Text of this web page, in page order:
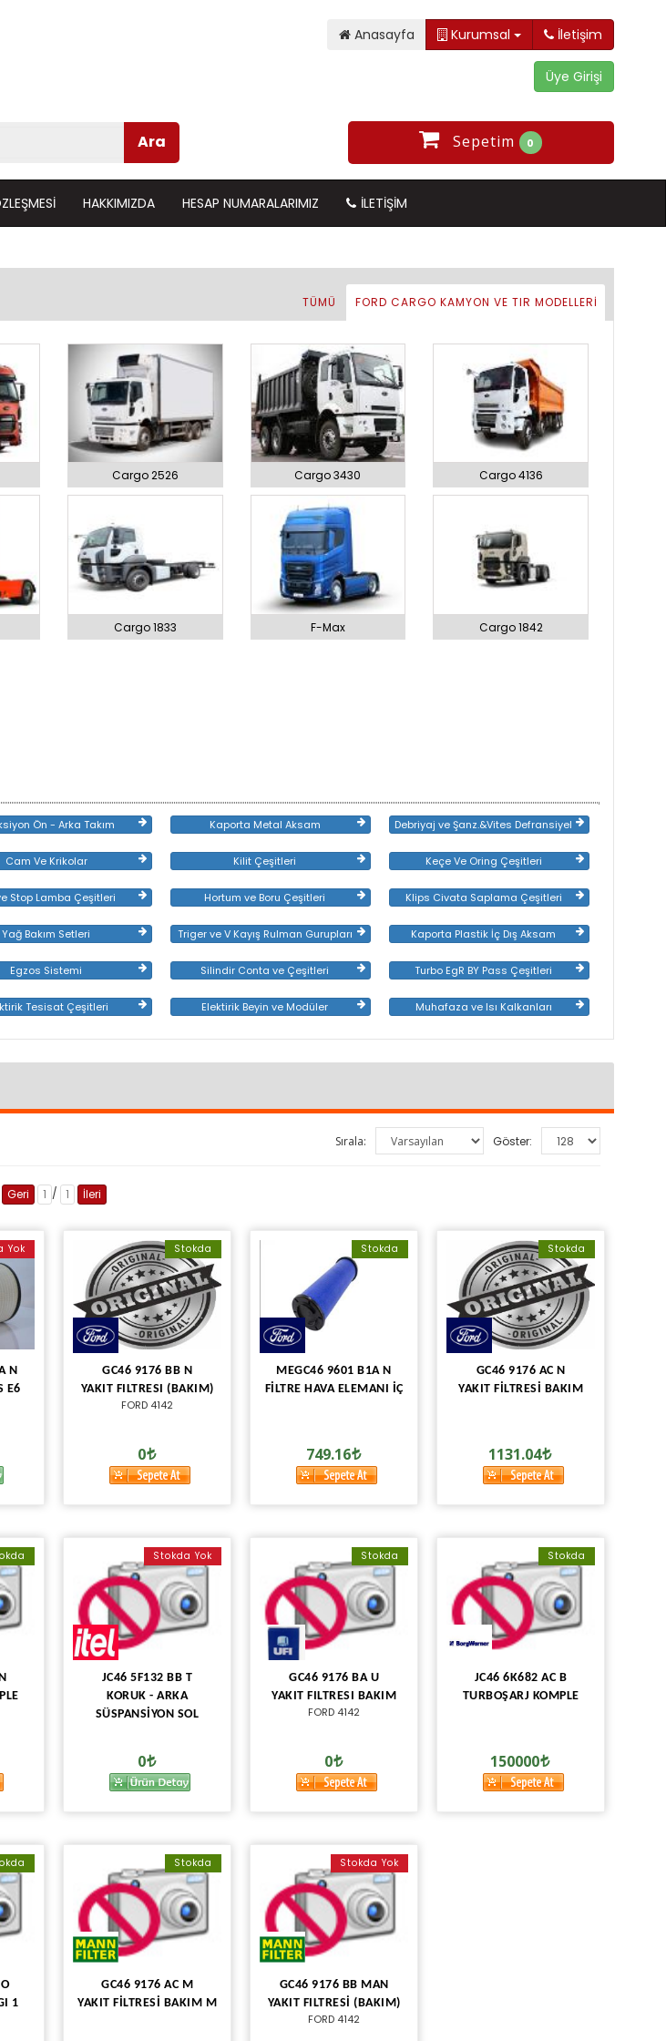
Anasayfa Kurumsal İletişim
Ara Sepetim 0
HAKKIMIZDA HESAP NUMARALARIMIZ İLETIŞIM
TÜMÜ FORD CARGO KAMYON VE TIR MODELLERİ
Cargo 2526 Cargo 3430 Cargo 4136
Cargo 1833 F-Max Cargo 1842
Ön - Arka Takım Kaporta Metal Aksam Debriyaj ve Şanz.&Vites Defransiyel
Cam Ve Krikolar Kilit Çeşitleri Keçe Ve Oring Çeşitleri
Stop Lamba Çeşitleri Hortum ve Boru Çeşitleri Klips Civata Saplama Çeşitleri
Yağ Bakım Setleri Triger ve V Kayış Rulman Gurupları Kaporta Plastik İç Dış Aksam
Egzos Sistemi Silindir Conta ve Çeşitleri Turbo EgR BY Pass Çeşitleri
Tesisat Çeşitleri Elektirik Beyin ve Modüler Muhafaza ve Isı Kalkanları
Göster:
Sırala:
Geri 1 / 1 İleri
Yok
N
E6
Stokda
GC46 9176 BB N
YAKIT FILTRESI (BAKIM)
FORD 4142
0
Stokda
MEGC46 9601 B1A N
FİLTRE HAVA ELEMANI İÇ
749.16
Stokda
GC46 9176 AC N
YAKIT FİLTRESİ BAKIM
1131.04
Stokda Yok
JC46 5F132 BB T
KORUK - ARKA
SÜSPANSİYON SOL
0
Stokda
GC46 9176 BA U
YAKIT FILTRESI BAKIM
FORD 4142
0
Stokda
JC46 6K682 AC B
TURBOŞARJ KOMPLE
150000
1
Stokda
GC46 9176 AC M
YAKIT FİLTRESİ BAKIM M
Stokda Yok
GC46 9176 BB MAN
YAKIT FILTRESİ (BAKIM)
FORD 4142